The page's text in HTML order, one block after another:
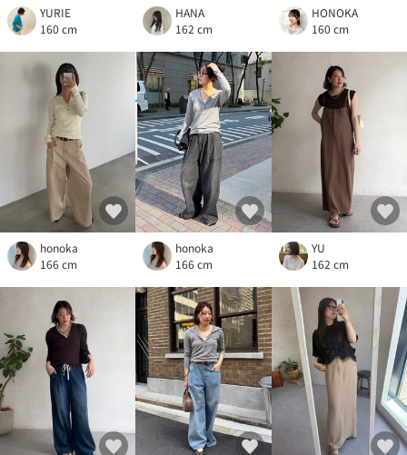
YURIE
160 cm
HANA
162 cm
HONOKA
160 cm
honoka
166 cm
honoka
166 cm
YU
162 cm